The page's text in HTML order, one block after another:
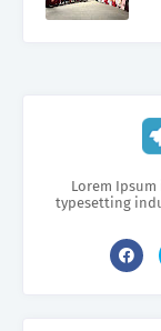
Lorem
typesetting